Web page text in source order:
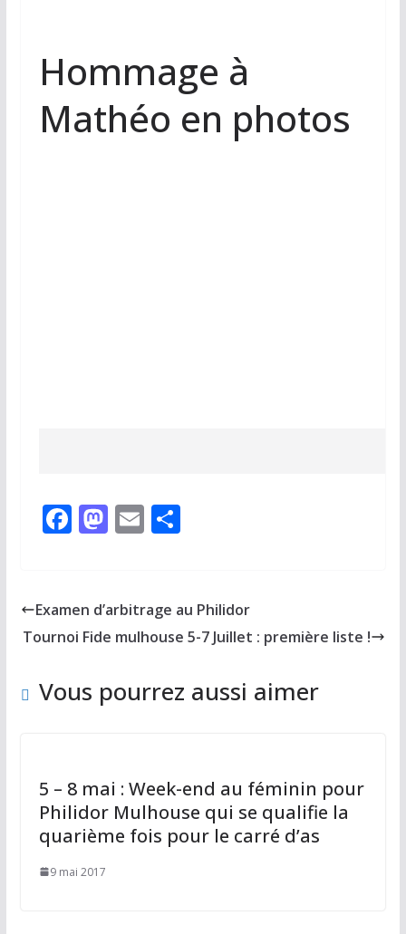
Hommage à
Mathéo en photos
F
b
o
k
M
d
o
E
l
P
g
er
Examen d’arbitrage au Philidor
Tournoi Fide mulhouse 5-7 Juillet : première liste !
Vous pourrez aussi aimer
5 – 8 mai : Week-end au féminin pour
Philidor Mulhouse qui se qualifie la
quarième fois pour le carré d’as
9 mai 2017